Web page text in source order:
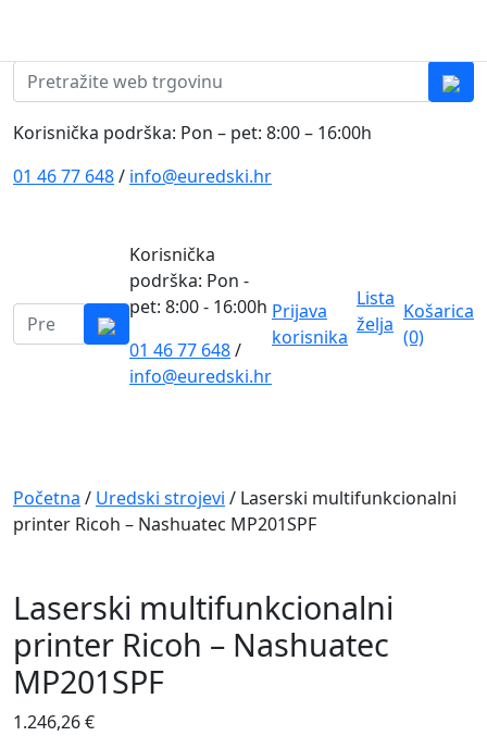
Pretraži:
Korisnička podrška: Pon – pet: 8:00 – 16:00h
01 46 77 648/ info@euredski.hr
Pretraži:
Korisnička
podrška: Pon -
pet: 8:00 - 16:00h
01 46 77 648/
info@euredski.hr
Prijava
korisnika
Lista
želja
Košarica
(0)
Navigation
Početna / Uredski strojevi / Laserski multifunkcionalni
printer Ricoh – Nashuatec MP201SPF
Laserski multifunkcionalni
printer Ricoh – Nashuatec
MP201SPF
1.246,26€